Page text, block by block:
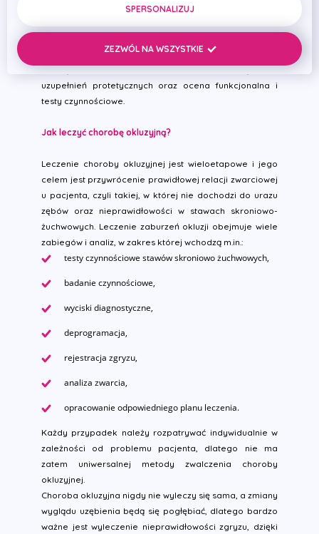
zdrowotnych oraz dotyczących uzębienia. Dokładny
konieczne jest badanie stawów skroniowo-żuchwowych,
uzupełnień protetycznych oraz ocena funkcjonalna i
testy czynnościowe.
Jak leczyć chorobę okluzyjną?
Leczenie choroby okluzyjnej jest wieloetapowe i jego
celem jest przywrócenie prawidłowej relacji zwarciowej
u pacjenta, czyli takiej, w której nie dochodzi do urazu
zębów oraz nieprawidłowości w stawach skroniowo-
żuchwowych. Leczenie zaburzeń okluzji obejmuje wiele
zabiegów i analiz, w zakres której wchodzą m.in.:
testy czynnościowe stawów skroniowo żuchwowych,
badanie czynnościowe,
wyciski diagnostyczne,
deprogramacja,
rejestracja zgryzu,
analiza zwarcia,
opracowanie odpowiedniego planu leczenia.
Każdy przypadek należy rozpatrywać indywidualnie w
zależności od problemu pacjenta, dlatego nie ma
zatem uniwersalnej metody zwalczenia choroby
okluzyjnej.
Choroba okluzyjna nigdy nie wyleczy się sama, a zmiany
wyglądu uzębienia będą się pogłębiać, dlatego bardzo
ważne jest wyleczenie nieprawidłowości zgryzu, dzięki
SPERSONALIZUJ
ZEZWÓL NA WSZYSTKIE